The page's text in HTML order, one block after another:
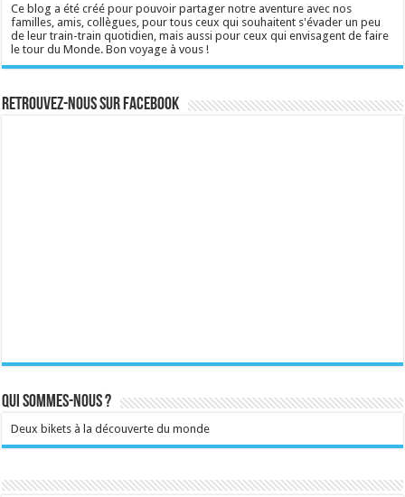
Ce blog a été créé pour pouvoir partager notre aventure avec nos
familles, amis, collègues, pour tous ceux qui souhaitent s'évader un peu
de leur train-train quotidien, mais aussi pour ceux qui envisagent de faire
le tour du Monde. Bon voyage à vous !
Retrouvez-nous sur Facebook
Qui sommes-nous ?
Deux bikets à la découverte du monde